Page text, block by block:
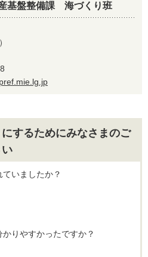
基盤整備課 海づくり班
するためにみなさまのご
いましたか？
りやすかったですか？